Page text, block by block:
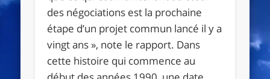
des négociations est la prochaine
étape d’un projet commun lancé il y a
vingt ans », note le rapport. Dans
cette histoire qui commence au